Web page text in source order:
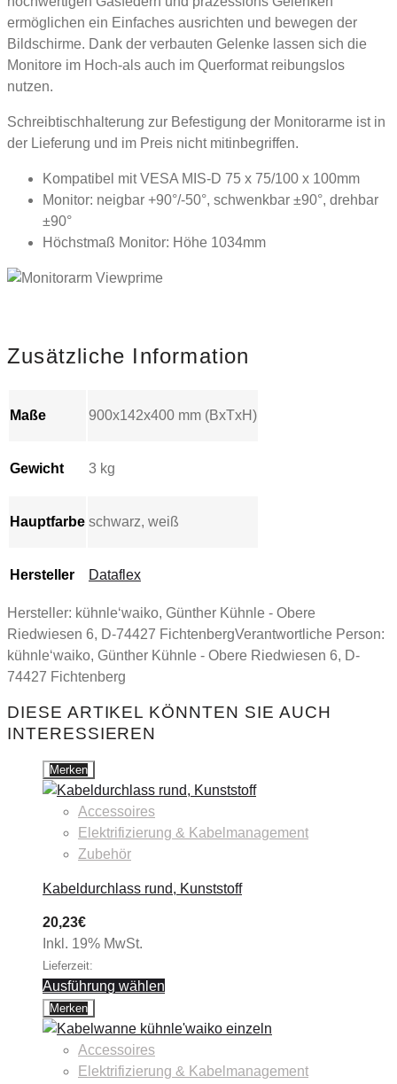
ermöglichen ein Einfaches ausrichten und bewegen der
Bildschirme. Dank der verbauten Gelenke lassen sich die
Monitore im Hoch-als auch im Querformat reibungslos
nutzen.
Schreibtischhalterung zur Befestigung der Monitorarme ist in
der Lieferung und im Preis nicht mitinbegriffen.
Kompatibel mit VESA MIS-D 75 x 75/100 x 100mm
Monitor: neigbar +90°/-50°, schwenkbar ±90°, drehbar
±90°
Höchstmaß Monitor: Höhe 1034mm
Zusätzliche Information
Maße 900x142x400 mm (BxTxH)
Gewicht 3 kg
Hauptfarbe schwarz, weiß
Hersteller Dataflex
Hersteller: kühnle‘waiko, Günther Kühnle - Obere
Riedwiesen 6, D-74427 FichtenbergVerantwortliche Person:
kühnle‘waiko, Günther Kühnle - Obere Riedwiesen 6, D-
74427 Fichtenberg
DIESE ARTIKEL KÖNNTEN SIE AUCH
INTERESSIEREN
Merken
Accessoires
Elektrifizierung & Kabelmanagement
Zubehör
Kabeldurchlass rund, Kunststoff
20,23€
Inkl. 19% MwSt.
Lieferzeit:
Ausführung wählen
Merken
Accessoires
Elektrifizierung & Kabelmanagement